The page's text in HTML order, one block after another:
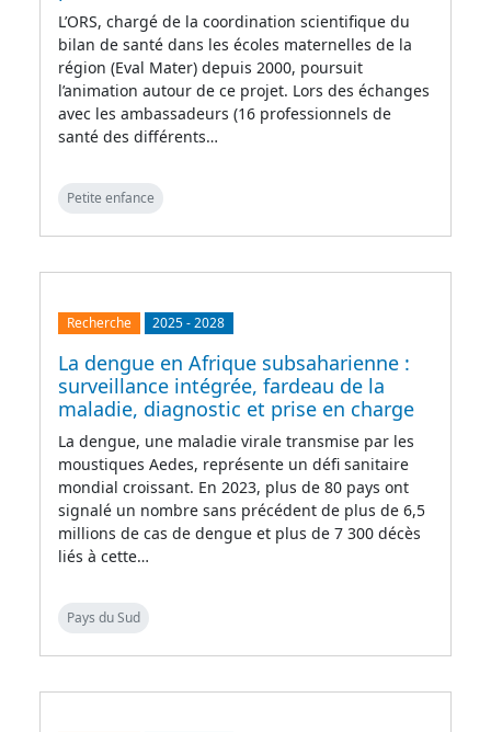
L’ORS, chargé de la coordination scientifique du
bilan de santé dans les écoles maternelles de la
région (Eval Mater) depuis 2000, poursuit
l’animation autour de ce projet. Lors des échanges
avec les ambassadeurs (16 professionnels de
santé des différents…
Petite enfance
Recherche 2025-2028
La dengue en Afrique subsaharienne :
surveillance intégrée, fardeau de la
maladie, diagnostic et prise en charge
La dengue, une maladie virale transmise par les
moustiques Aedes, représente un défi sanitaire
mondial croissant. En 2023, plus de 80 pays ont
signalé un nombre sans précédent de plus de 6,5
millions de cas de dengue et plus de 7 300 décès
liés à cette…
Pays du Sud